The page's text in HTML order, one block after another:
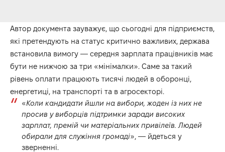
Автор документа зауважує, що сьогодні для підприємств,
які претендують на статус критично важливих, держава
встановила вимогу — середня зарплата працівників має
бути не нижчою за три «мінімалки». Саме за такий
рівень оплати працюють тисячі людей в оборонці,
енергетиці, на транспорті та в агросекторі.
«Коли кандидати йшли на вибори, жоден із них не
просив у виборців підтримки заради високих
зарплат, премій чи матеріальних привілеїв. Людей
обирали для служіння громаді», — йдеться у
зверненні.